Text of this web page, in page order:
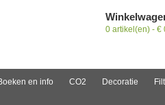
0 artikel(en) - €
en info CO2 Decoratie